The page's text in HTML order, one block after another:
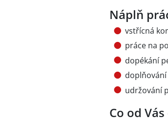
Náplň
vstřícná
práce na
dopékání
udržování
Co od